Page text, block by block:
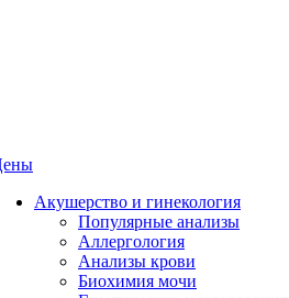
Акушерство и гинекология
Популярные анализы
Аллергология
Анализы крови
Биохимия мочи